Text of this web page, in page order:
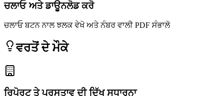
ਚਲਾਓ ਅਤੇ ਡਾਊਨਲੋਡ ਕਰੋ
ਚਲਾਓ ਬਟਨ ਨਾਲ ਝਲਕ ਵੇਖੋ ਅਤੇ ਨੰਬਰ ਵਾਲੀ PDF ਸੰਭਾਲੋ
ਵਰਤੋਂ ਦੇ ਮੌਕੇ
ਰਿਪੋਰਟ ਤੇ ਪ੍ਰਸਤਾਵ ਦੀ ਦਿੱਖ ਸੁਧਾਰਨਾ